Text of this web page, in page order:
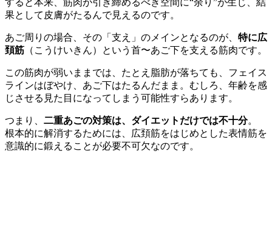
果として皮膚がたるんで見えるのです。
あご周りの場合、その「支え」のメインとなるのが、 特に広
頚筋 （こうけいきん）という首〜あご下を支える筋肉です。
この筋肉が弱いままでは、たとえ脂肪が落ちても、フェイス
ラインはぼやけ、あご下はたるんだまま。むしろ、年齢を感
じさせる見た目になってしまう可能性すらあります。
つまり、 二重あごの対策は、ダイエットだけでは不十分。
根本的に解消するためには、広頚筋をはじめとした表情筋を
意識的に鍛えることが必要不可欠なのです。